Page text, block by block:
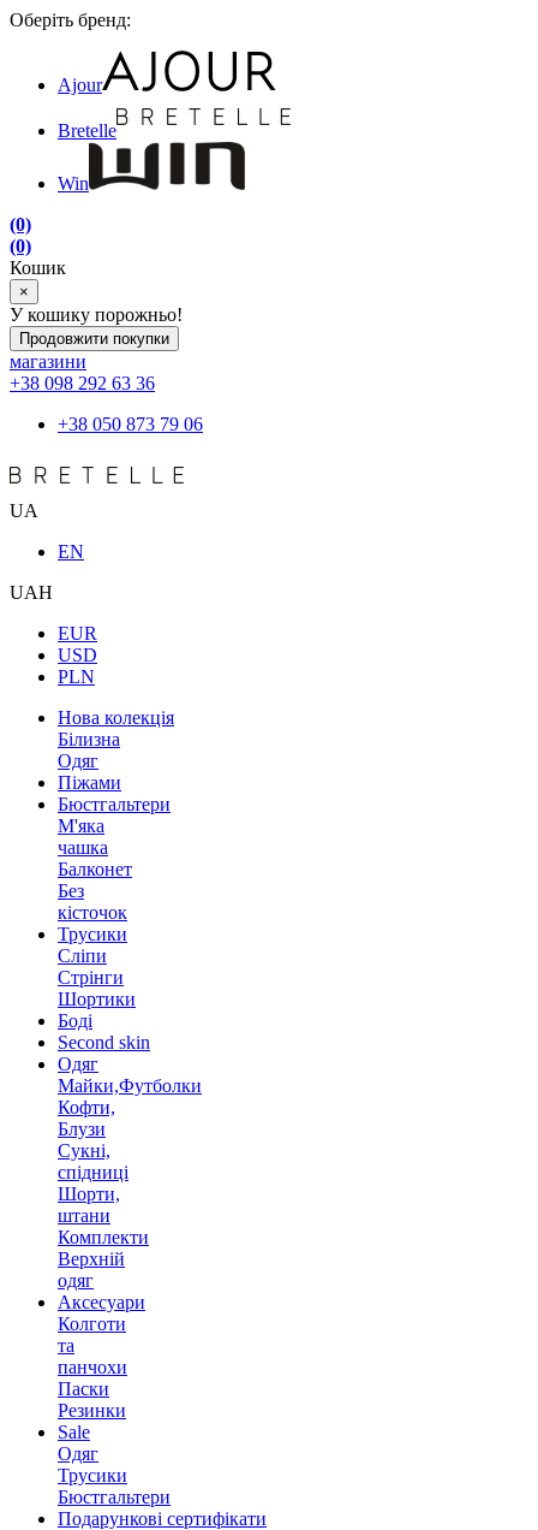
Оберіть бренд:
Ajour
Bretelle
Win
(0)
(0)
Кошик
×
У кошику порожньо!
Продовжити покупки
магазини
+38 098 292 63 36
+38 050 873 79 06
UA
EN
UAH
EUR
USD
PLN
Нова колекція
Білизна
Одяг
Піжами
Бюстгальтери
М'яка
чашка
Балконет
Без
кісточок
Трусики
Сліпи
Стрінги
Шортики
Боді
Second skin
Одяг
Майки,Футболки
Кофти,
Блузи
Сукні,
спідниці
Шорти,
штани
Комплекти
Верхній
одяг
Аксесуари
Колготи
та
панчохи
Паски
Резинки
Sale
Одяг
Трусики
Бюстгальтери
Подарункові сертифікати